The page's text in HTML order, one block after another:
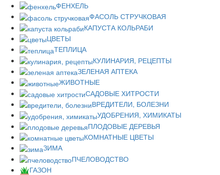
ФЕНХЕЛЬ
ФАСОЛЬ СТРУЧКОВАЯ
КАПУСТА КОЛЬРАБИ
ЦВЕТЫ
ТЕПЛИЦА
КУЛИНАРИЯ, РЕЦЕПТЫ
ЗЕЛЕНАЯ АПТЕКА
ЖИВОТНЫЕ
САДОВЫЕ ХИТРОСТИ
ВРЕДИТЕЛИ, БОЛЕЗНИ
УДОБРЕНИЯ, ХИМИКАТЫ
ПЛОДОВЫЕ ДЕРЕВЬЯ
КОМНАТНЫЕ ЦВЕТЫ
ЗИМА
ПЧЕЛОВОДСТВО
ГАЗОН